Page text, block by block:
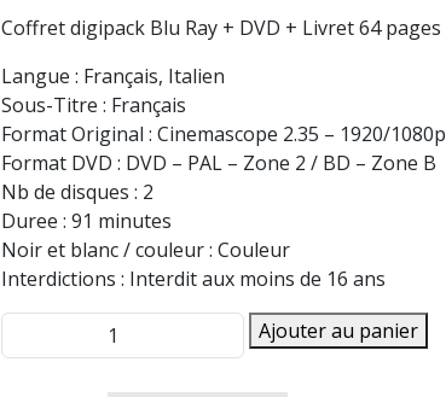
Coffret digipack Blu Ray + DVD + Livret 64 pages
Langue : Français, Italien
Sous-Titre : Français
Format Original : Cinemascope 2.35 – 1920/1080p
Format DVD : DVD – PAL – Zone 2 / BD – Zone B
Nb de disques : 2
Duree : 91 minutes
Noir et blanc / couleur : Couleur
Interdictions : Interdit aux moins de 16 ans
de
Ajouter au panier